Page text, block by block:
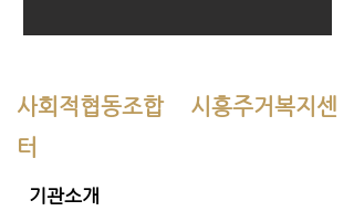
사회적협동조합 시흥주거복지센
터
기관소개